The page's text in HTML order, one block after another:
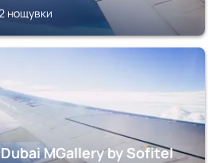
нощувки
MGallery by Sofitel